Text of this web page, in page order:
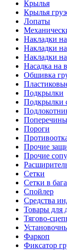
Крылья
Крылья
Лопаты
Накладки
Накладки
Накладки
Насадка на
Обшивка
Подкрылки
Подкрылки
Поперечины
Пороги
Прочие
Прочие
Сетки
Сетки в
Спойлер
Средства
Товары для
Тягово-
Фаркоп
Фиксатор